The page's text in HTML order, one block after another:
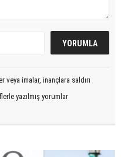
imalar, inançlara saldırı
yazılmış yorumlar